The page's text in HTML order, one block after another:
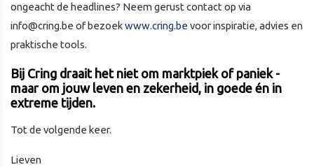
ongeacht de headlines? Neem gerust contact op via
info@cring.be of bezoekwww.cring.be voor inspiratie, advies en
praktische tools.
Bij Cring draait het niet om marktpiek of paniek -
maar om jouw leven en zekerheid, in goede én in
extreme tijden.
Tot de volgende keer.
Lieven